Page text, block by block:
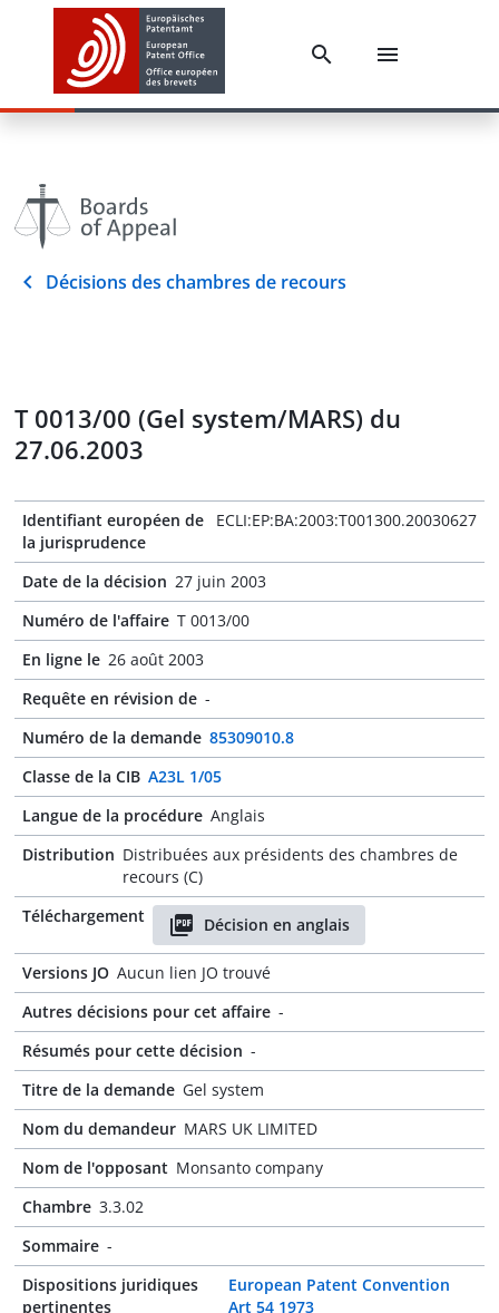
Décisions des chambres de recours
T 0013/00 (Gel system/MARS) du
27.06.2003
Identifiant européen de
la jurisprudence
ECLI:EP:BA:2003:T001300.20030627
Date de la décision 27 juin 2003
Numéro de l'affaire T 0013/00
En ligne le 26 août 2003
Requête en révision de -
Numéro de la demande 85309010.8
Classe de la CIB A23L 1/05
Langue de la procédure Anglais
Distribution Distribuées aux présidents des chambres de
recours (C)
Téléchargement
Décision en anglais
Versions JO Aucun lien JO trouvé
Autres décisions pour cet affaire -
Résumés pour cette décision -
Titre de la demande Gel system
Nom du demandeur MARS UK LIMITED
Nom de l'opposant Monsanto company
Chambre 3.3.02
Sommaire -
Dispositions juridiques
pertinentes
European Patent Convention
Art 54 1973